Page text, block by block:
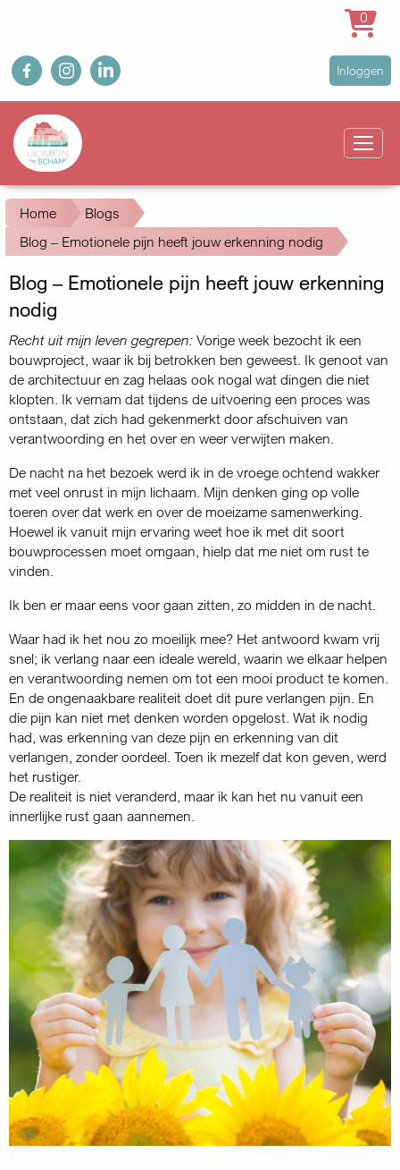
Overslaan
en
naar
inhoud
gaan
fb ig in
User
account
Inloggen
Main
navigation
0
Kruimelpad
Home
Blogs
Blog – Emotionele pijn heeft jouw erkenning nodig
Blog – Emotionele pijn heeft jouw erkenning
nodig
Recht uit mijn leven gegrepen: Vorige week bezocht ik een
bouwproject, waar ik bij betrokken ben geweest. Ik genoot van
de architectuur en zag helaas ook nogal wat dingen die niet
klopten. Ik vernam dat tijdens de uitvoering een proces was
ontstaan, dat zich had gekenmerkt door afschuiven van
verantwoording en het over en weer verwijten maken.
De nacht na het bezoek werd ik in de vroege ochtend wakker
met veel onrust in mijn lichaam. Mijn denken ging op volle
toeren over dat werk en over de moeizame samenwerking.
Hoewel ik vanuit mijn ervaring weet hoe ik met dit soort
bouwprocessen moet omgaan, hielp dat me niet om rust te
vinden.
Ik ben er maar eens voor gaan zitten, zo midden in de nacht.
Waar had ik het nou zo moeilijk mee? Het antwoord kwam vrij
snel; ik verlang naar een ideale wereld, waarin we elkaar helpen
en verantwoording nemen om tot een mooi product te komen.
En de ongenaakbare realiteit doet dit pure verlangen pijn. En
die pijn kan niet met denken worden opgelost. Wat ik nodig
had, was erkenning van deze pijn en erkenning van dit
verlangen, zonder oordeel. Toen ik mezelf dat kon geven, werd
het rustiger.
De realiteit is niet veranderd, maar ik kan het nu vanuit een
innerlijke rust gaan aannemen.